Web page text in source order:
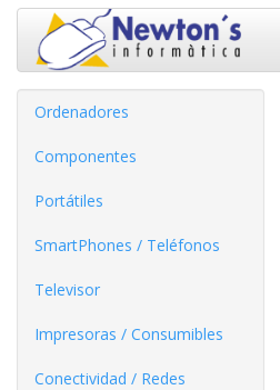
Ordenadores
Componentes
Portátiles
SmartPhones / Teléfonos
Televisor
Impresoras / Consumibles
Conectividad / Redes